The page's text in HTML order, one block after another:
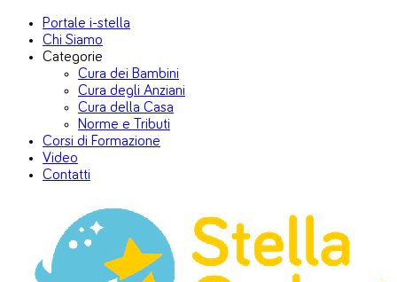
Portale i-stella
Chi Siamo
Categorie
Cura dei Bambini
Cura degli Anziani
Cura della Casa
Norme e Tributi
Corsi di Formazione
Video
Contatti